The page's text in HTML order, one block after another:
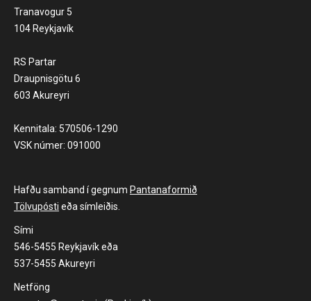
Tranavogur 5
104 Reykjavík
RS Partar
Draupnisgötu 6
603 Akureyri
Kennitala: 570506-1290
VSK númer: 091000
Hafðu samband í gegnum Pantanaformið
Tölvupósti eða símleiðis.
Sími
546-5455 Reykjavík eða
537-5455 Akureyri
Netföng